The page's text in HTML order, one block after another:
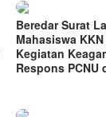
Beredar Surat
Mahasiswa
Kegiatan
Respons PCNU